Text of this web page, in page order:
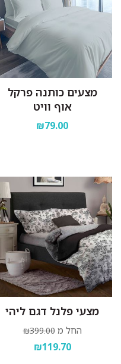
מצעים כותנה פרקל
אוף וויט
₪79.00
מצעי פלנל דגם ליהי
החל מ ₪399.00
₪119.70